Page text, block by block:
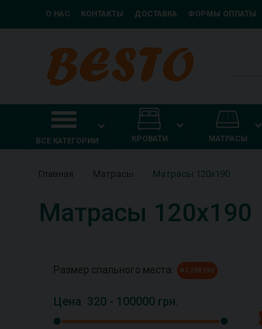
О НАС КОНТАКТЫ ДОСТАВКА ФОРМЫ ОПЛАТЫ
ВСЕ КАТЕГОРИИ КРОВАТИ МАТРАСЫ
Главная Матрасы Матрасы 120х190
Матрасы 120х190
Размер спального места: 120Х190
Цена 320- 100000грн.